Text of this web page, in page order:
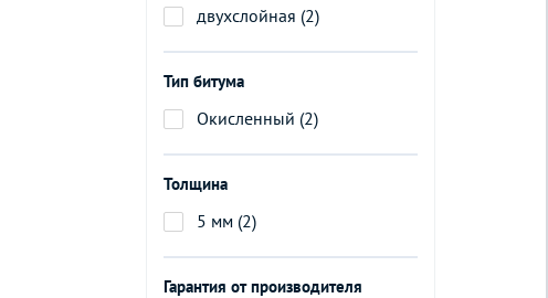
двухслойная (2)
Тип битума
Окисленный (2)
Толщина
5 мм (2)
Гарантия от производителя